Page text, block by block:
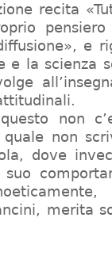
recita
e
e la scienza
non
non
dove
suo
merita